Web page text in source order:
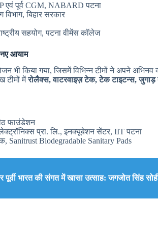
एवं पूर्व CGM, NABARD पटना
बिहार सरकार
सहयोग, पटना वीमेंस कॉलेज
नए आयाम
भी किया गया, जिसमें विभिन्न टीमों ने अपने अभिनव
टीमों मेंरोलैक्स, वाटरवाइज़ टेक, टेक टाइटन्स, जुगाड़
फाउंडेशन
प्रा. लि., इनक्यूबेशन सेंटर, IIT पटना
Sanitrust Biodegradable Sanitary Pads
पूर्वी भारत की संगत में खासा उत्साह: जगजोत सिंह